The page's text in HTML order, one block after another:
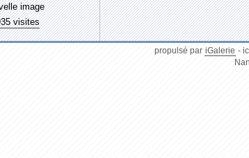
image
visites
propulsé par iGalerie -